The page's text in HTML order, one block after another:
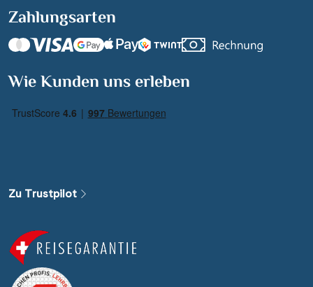
Zahlungsarten
Wie Kunden uns erleben
Zu Trustpilot
Suchen & Buchen
Alle Gewässer
Alle Schiffe